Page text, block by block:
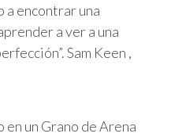
a encontrar una
a ver a una
Sam Keen ,
en un Grano de Arena